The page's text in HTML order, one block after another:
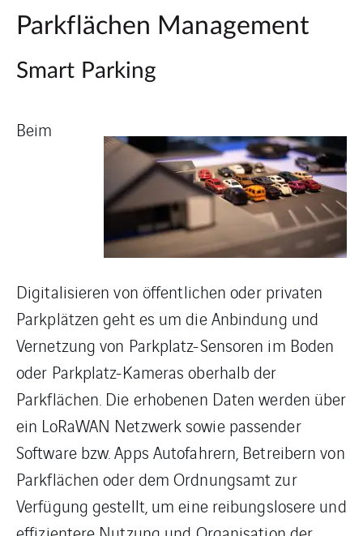
Parkflächen Management
Smart Parking
Beim
Digitalisieren von öffentlichen oder privaten
Parkplätzen geht es um die Anbindung und
Vernetzung von Parkplatz-Sensoren im Boden
oder Parkplatz-Kameras oberhalb der
Parkflächen. Die erhobenen Daten werden über
ein LoRaWAN Netzwerk sowie passender
Software bzw. Apps Autofahrern, Betreibern von
Parkflächen oder dem Ordnungsamt zur
Verfügung gestellt, um eine reibungslosere und